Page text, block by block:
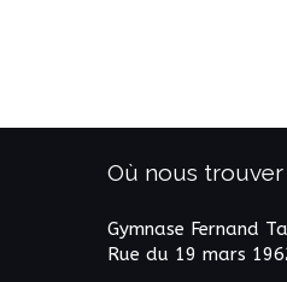
Où nous trouver
Gymnase Fernand
Rue du 19 mars